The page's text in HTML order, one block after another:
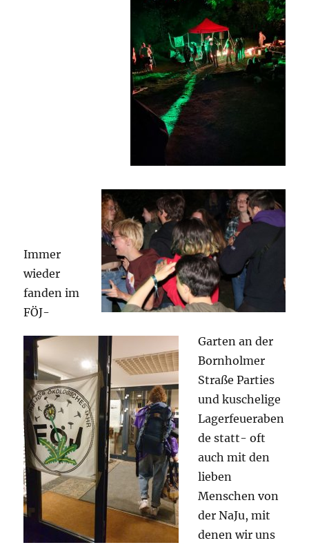
Immer
wieder
fanden im
FÖJ-
Garten an der
Bornholmer
Straße Parties
und kuschelige
Lagerfeueraben
de statt- oft
auch mit den
lieben
Menschen von
der NaJu, mit
denen wir uns